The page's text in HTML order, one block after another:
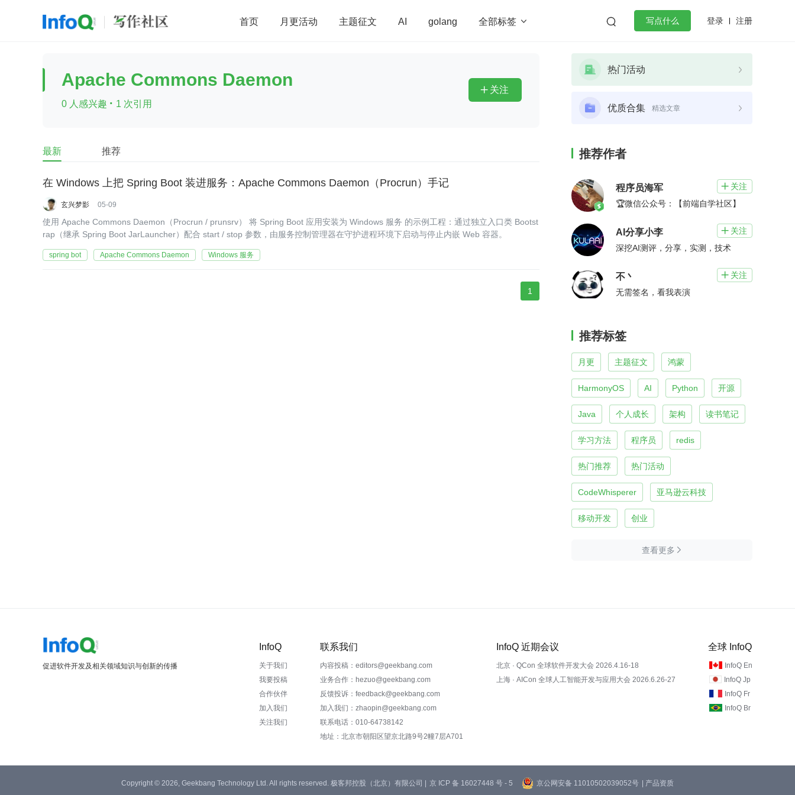
首页 月更活动 主题征文 AI golang 全部标签   写点什么 登录 注册
前端 AI 大数据 团队管理 程序员 redis
查看更多
Apache Commons Daemon
0 人感兴趣 · 1 次引用
 关注
最新 推荐
在 Windows 上把 Spring Boot 装进服务：Apache Commons Daemon（Procrun）手记
玄兴梦影 05-09
使用 Apache Commons Daemon（Procrun / prunsrv） 将 Spring Boot 应用安装为 Windows 服务 的示例工程：通过独立入口类 Bootst
rap（继承 Spring Boot JarLauncher）配合 start / stop 参数，由服务控制管理器在守护进程环境下启动与停止内嵌 Web 容器。
spring bot Apache Commons Daemon Windows 服务
1
热门活动
优质合集 精选文章
推荐作者
程序员海军  关注
🏆微信公众号：【前端自学社区】
AI分享小李  关注
深挖AI测评，分享，实测，技术
不丶  关注
无需签名，看我表演
推荐标签
月更 主题征文 鸿蒙
HarmonyOS AI Python 开源
Java 个人成长 架构 读书笔记
学习方法 程序员 redis
热门推荐 热门活动
CodeWhisperer 亚马逊云科技
移动开发 创业
查看更多 
促进软件开发及相关领域知识与创新的传播
InfoQ
关于我们
我要投稿
合作伙伴
加入我们
关注我们
联系我们
内容投稿：editors@geekbang.com
业务合作：hezuo@geekbang.com
反馈投诉：feedback@geekbang.com
加入我们：zhaopin@geekbang.com
联系电话：010-64738142
地址：北京市朝阳区望京北路9号2幢7层A701
InfoQ 近期会议
北京 · QCon 全球软件开发大会 2026.4.16-18
上海 · AICon 全球人工智能开发与应用大会 2026.6.26-27
全球 InfoQ
InfoQ En
InfoQ Jp
InfoQ Fr
InfoQ Br
Copyright © 2026, Geekbang Technology Ltd. All rights reserved. 极客邦控股（北京）有限公司 | 京 ICP 备 16027448 号 - 5 京公网安备 11010502039052号 | 产品资质